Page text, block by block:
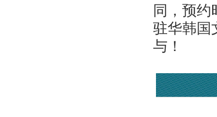
同，预
驻华韩国
与！